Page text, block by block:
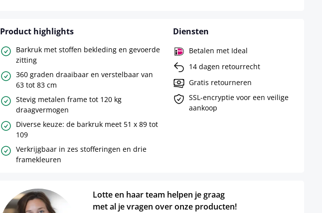
Product highlights
Barkruk met stoffen bekleding en gevoerde
zitting
360 graden draaibaar en verstelbaar van
63 tot 83 cm
Stevig metalen frame tot 120 kg
draagvermogen
Diverse keuze: de barkruk meet 51 x 89 tot
109
Verkrijgbaar in zes stofferingen en drie
framekleuren
Diensten
Betalen met Ideal
14 dagen retourrecht
Gratis retourneren
SSL-encryptie voor een veilige
aankoop
Lotte en haar team helpen je graag
met al je vragen over onze producten!